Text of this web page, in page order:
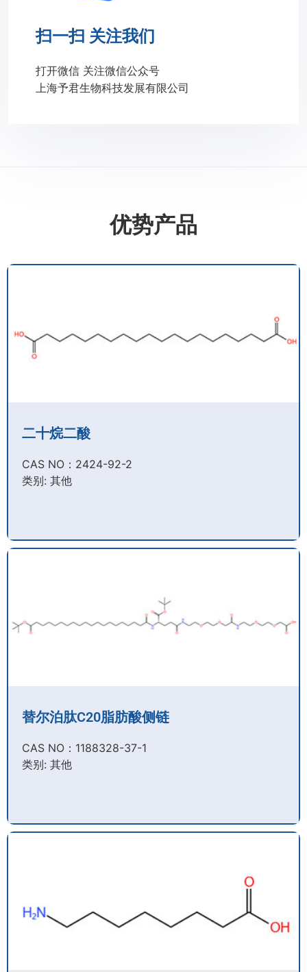
扫一扫 关注我们
打开微信 关注微信公众号
上海予君生物科技发展有限公司
优势产品
二十烷二酸
CAS NO：2424-92-2​
类别: 其他
替尔泊肽C20脂肪酸侧链
CAS NO：1188328-37-1
类别: 其他